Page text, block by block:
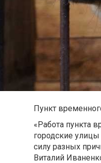
Пункт
«Работа пункта
городские
силу разных
Виталий